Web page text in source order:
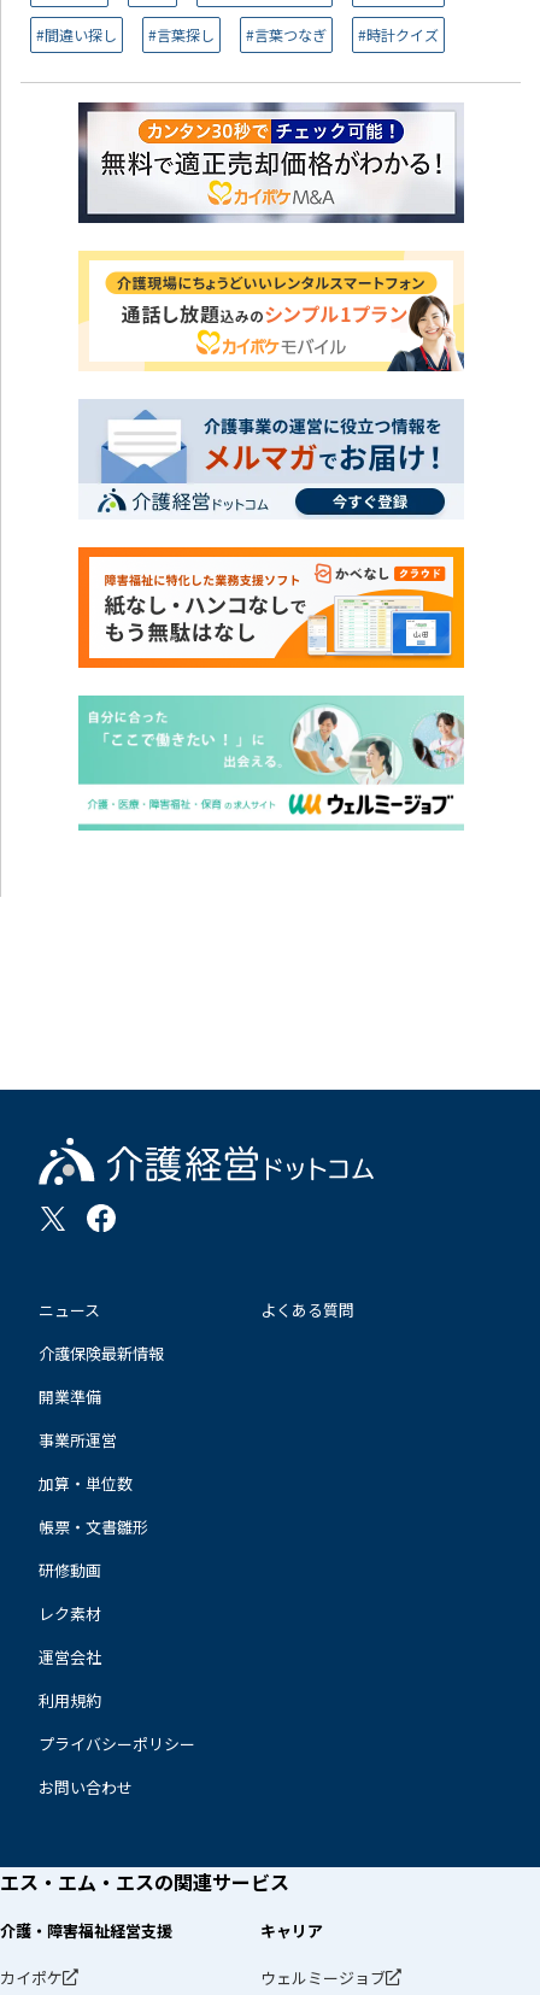
#間違い探し #言葉探し #言葉つなぎ #時計クイズ
ニュース
介護保険最新情報
開業準備
事業所運営
加算・単位数
帳票・文書雛形
研修動画
レク素材
よくある質問
運営会社
利用規約
プライバシーポリシー
お問い合わせ
エス・エム・エスの関連サービス
介護・障害福祉経営支援
カイポケ
キャリア
ウェルミージョブ